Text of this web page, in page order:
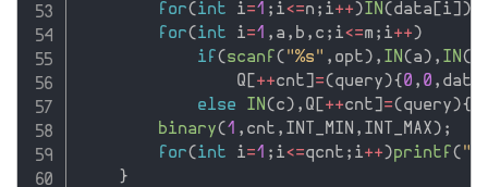
for( int i=1 ; i<=n ; i++ )IN ( data i )
for( int i=1 , a , b , c ; i<=m ; i++ )
if ( scanf ( "%s" , opt ) , IN ( a ) , IN (
                Q
++cnt =( query ){ 0 , 0 , data
else
IN ( c ) , Q ++cnt =( query ){
binary( 1 , cnt , INT_MIN , INT_MAX ) ;
for( int i=1 ; i<=qcnt ; i++ )printf (
}